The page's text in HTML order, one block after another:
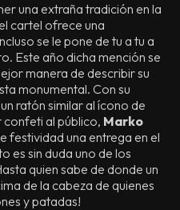
una extraña tradición en la
cartel ofrece una
se le pone de tu a tu a
Este año dicha mención se
manera de describir su
monumental. Con su
ratón similar al ícono de
confeti al público, Marko
festividad una entrega en el
es sin duda uno de los
quien sabe de donde un
de la cabeza de quienes
y patadas!